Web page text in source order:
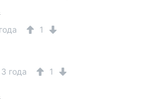
1
3 года 1